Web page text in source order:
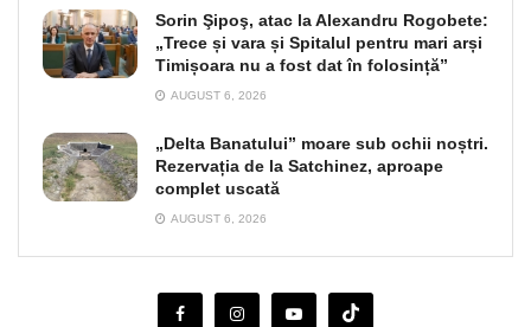
Sorin Şipoş, atac la Alexandru Rogobete:
„Trece și vara și Spitalul pentru mari arși
Timișoara nu a fost dat în folosință”
AUGUST 6, 2026
„Delta Banatului” moare sub ochii noștri.
Rezervația de la Satchinez, aproape
complet uscată
AUGUST 6, 2026